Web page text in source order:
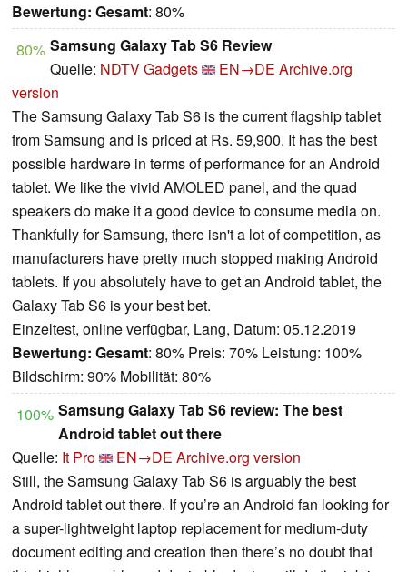
Bewertung: Gesamt: 80%
80% Samsung Galaxy Tab S6 Review
Quelle: NDTV Gadgets EN→DE Archive.org
version
The Samsung Galaxy Tab S6 is the current flagship tablet
from Samsung and is priced at Rs. 59,900. It has the best
possible hardware in terms of performance for an Android
tablet. We like the vivid AMOLED panel, and the quad
speakers do make it a good device to consume media on.
Thankfully for Samsung, there isn't a lot of competition, as
manufacturers have pretty much stopped making Android
tablets. If you absolutely have to get an Android tablet, the
Galaxy Tab S6 is your best bet.
Einzeltest, online verfügbar, Lang, Datum: 05.12.2019
Bewertung: Gesamt: 80% Preis: 70% Leistung: 100%
Bildschirm: 90% Mobilität: 80%
100% Samsung Galaxy Tab S6 review: The best
Android tablet out there
Quelle: It Pro EN→DE Archive.org version
Still, the Samsung Galaxy Tab S6 is arguably the best
Android tablet out there. If you’re an Android fan looking for
a super-lightweight laptop replacement for medium-duty
document editing and creation then there’s no doubt that